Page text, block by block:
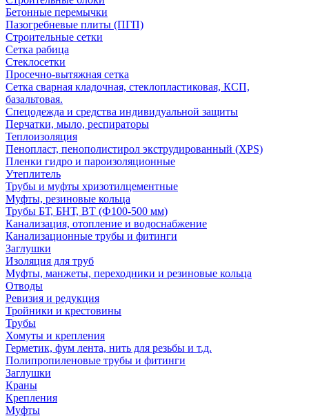
Бетонные перемычки
Пазогребневые плиты (ПГП)
Строительные сетки
Сетка рабица
Стеклосетки
Просечно-вытяжная сетка
Сетка сварная кладочная, стеклопластиковая, КСП,
базальтовая.
Спецодежда и средства индивидуальной защиты
Перчатки, мыло, респираторы
Теплоизоляция
Пенопласт, пенополистирол экструдированный (XPS)
Пленки гидро и пароизоляционные
Утеплитель
Трубы и муфты хризотилцементные
Муфты, резиновые кольца
Трубы БТ, БНТ, ВТ (Ф100-500 мм)
Канализация, отопление и водоснабжение
Канализационные трубы и фитинги
Заглушки
Изоляция для труб
Муфты, манжеты, переходники и резиновые кольца
Отводы
Ревизия и редукция
Тройники и крестовины
Трубы
Хомуты и крепления
Герметик, фум лента, нить для резьбы и т.д.
Полипропиленовые трубы и фитинги
Заглушки
Краны
Крепления
Муфты